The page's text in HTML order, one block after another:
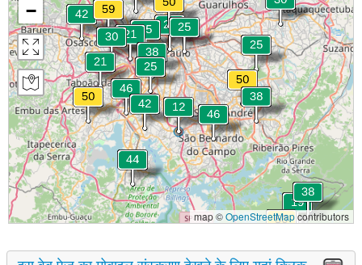
−
map ©OpenStreetMapcontributors